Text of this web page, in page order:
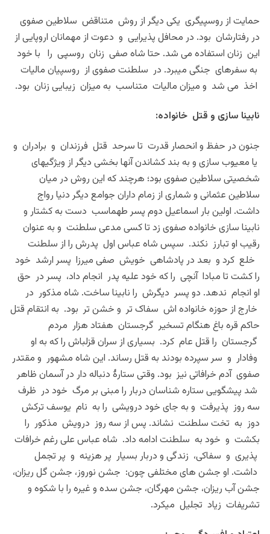
حمایت از روسپیگری یکی دیگر از روش متناقض سلاطین صفوی
در رفتارشان بود. در محافل پذیرایی و دعوت از مهمانان اروپایی از
این زنان استفاده می شد. حتا شاه صفی زنان روسپی را با خود
به سفرهای جنگی میبرد. در سلطنت صفوی از روسپیان مالیات
اخذ می شد و میزان مالیات متناسب به میزان زیبایی زنان بود.
نابینا سازی و قتل خانواده:
جنون در حفظ و انحصار قدرت تا سرحد قتل فرزندان و برادران و
یا معیوب سازی و به بند کشاندن آنها بخشی دیگر از ویژگیهای
شخصیتی سلاطین صفوی بود؛ هرچند که این روش در میان
سلاطین عثمانی و شماری از زمام داران جوامع دیگر دنیا رواج
داشت. اولین بار اسماعیل دوم پسر طهماسب دست به کشتار و
نابینا سازی خانواده صفوی زد تا کسی مدعی سلطنت و به عنوان
رقیب او تبارز نکند. سپس شاه عباس اول پدرش را از سلطنت
خلع کرد و بعد در پادشاهی خویش صفی میرزا پسر ارشد خود
را کشت تا مبادا آنچی را که خود علیه پدر انجام داد، پسر در حق
او انجام ندهد. دو پسر دیگرش را نابینا ساخت. شاه مذکور در
خارج از حوزه خانواده اش سفاک تر و خشن تر بود. به انتقام قتل
حاکم قره باغ هنگام تسخیر گرجستان هفتاد هزار مردم
گرجستان را قتل عام کرد. بسیاری از سران قزلباش را که به او
وفادار و سر سپرده بودند به قتل رساند. این شاه مشهور و مقتدر
صفوی آدم خرافاتی نیز بود. وقتی ستارۀ دنباله دار در آسمان ظاهر
شد پیشگویی ستاره شناسان دربار را مبنی بر مرگ خود در ظرف
سه روز پذیرفت و به جای خود درویشی را به نام یوسف ترکش
دوز به تخت سلطنت نشاند. پس از سه روز درویش مذکور را
بکشت و خود به سلطنت ادامه داد. شاه عباس علی رغم خرافات
پذیری و سفاکی، زندگی و دربار بسیار پر هزینه و پر تجمل
داشت. او جشن های مختلفی چون: جشن نوروز، جشن گل ریزان،
جشن آب ریزان، جشن مهرگان، جشن سده و غیره را با شکوه و
تشریفات زیاد تجلیل میکرد.